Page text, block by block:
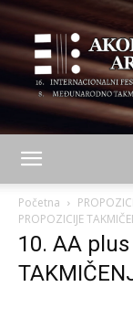
Početna
PROPOZICIJE
10. AA plus